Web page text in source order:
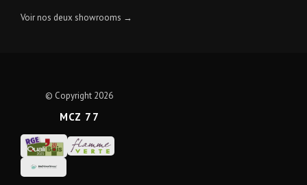
Voir nos deux showrooms →
© Copyright 2026
MCZ 77